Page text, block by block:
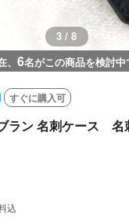
3 / 8
6名がこの商品を検討中
すぐに購入可
ラン 名刺ケース 名
込